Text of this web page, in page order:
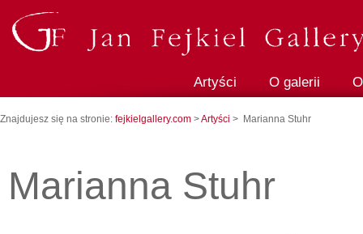
Artyści O galerii
Znajdujesz się na stronie: fejkielgallery.com >Artyści > Marianna Stuhr
Marianna Stuhr